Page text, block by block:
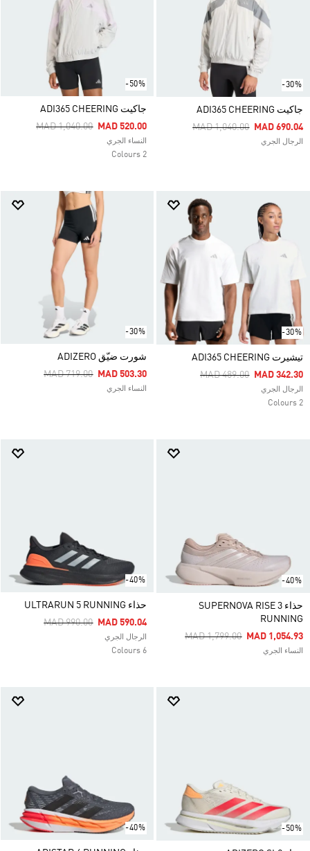
-30%
جاكيت ADI365 CHEERING
Price Reduced From
MAD 1,040.00ToMAD 690.04
الرجال الجري
-50%
جاكيت ‏ADI365 CHEERING
Price Reduced From
MAD 1,040.00ToMAD 520.00
النساء الجري
2 Colours
-30%
تيشيرت ADI365 CHEERING
Price Reduced From
MAD 489.00ToMAD 342.30
الرجال الجري
2 Colours
-30%
شورت ضيّق ADIZERO
Price Reduced From
MAD 719.00ToMAD 503.30
النساء الجري
-40%
حذاء SUPERNOVA RISE 3
RUNNING
Price Reduced From
MAD 1,799.00ToMAD 1,054.93
النساء الجري
-40%
حذاء ULTRARUN 5 RUNNING
Price Reduced From
MAD 990.00ToMAD 590.04
الرجال الجري
6 Colours
-50%
-40%